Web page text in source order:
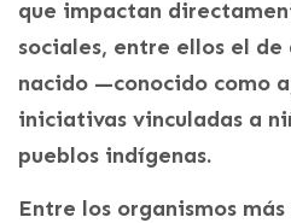
que impactan
sociales, entre ellos el
nacido —conocido como
iniciativas vinculadas a
pueblos indígenas.
Entre los organismos